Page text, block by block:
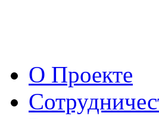
О Проекте